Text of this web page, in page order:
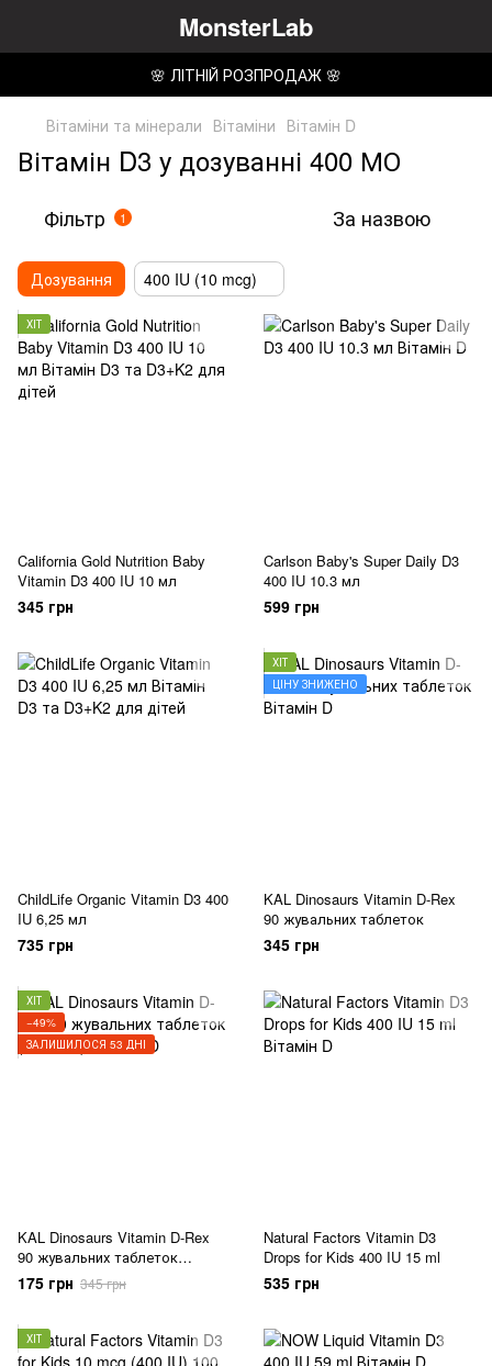
MonsterLab
🌸 ЛІТНІЙ РОЗПРОДАЖ 🌸
Вітаміни та мінерали Вітаміни Вітамін D
Вітамін D3 у дозуванні 400 МО
Фільтр 1 За назвою
Дозування 400 IU (10 mcg)
ХІТ
California Gold Nutrition Baby
Vitamin D3 400 IU 10 мл
345 грн
Carlson Baby's Super Daily D3
400 IU 10.3 мл
599 грн
ChildLife Organic Vitamin D3 400
IU 6,25 мл
735 грн
ХІТ
ЦІНУ ЗНИЖЕНО
KAL Dinosaurs Vitamin D-Rex
90 жувальних таблеток
345 грн
ХІТ
−49%
ЗАЛИШИЛОСЯ 53 ДНІ
KAL Dinosaurs Vitamin D-Rex
90 жувальних таблеток
(09.2026)
175 грн 345 грн
Natural Factors Vitamin D3
Drops for Kids 400 IU 15 ml
535 грн
ХІТ